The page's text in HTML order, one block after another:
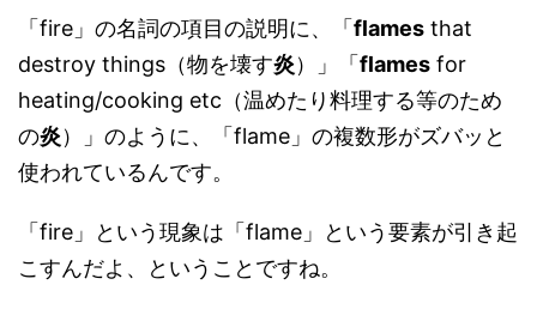
「fire」の名詞の項目の説明に、「 flames that
destroy things（物を壊す炎）」「 flames for
heating/cooking etc（温めたり料理する等のため
の炎）」のように、「flame」の複数形がズバッと
使われているんです。
「fire」という現象は「flame」という要素が引き起
こすんだよ、ということですね。